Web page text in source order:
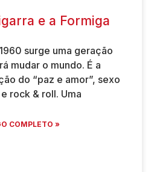
e a Formiga
surge uma geração
mudar o mundo. É a
do “paz e amor”, sexo
rock & roll. Uma
COMPLETO »